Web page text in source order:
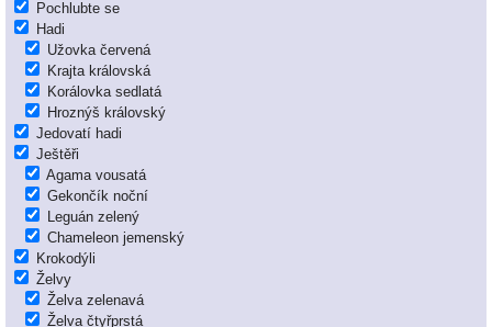
Pochlubte se
Hadi
Užovka červená
Krajta královská
Korálovka sedlatá
Hroznýš královský
Jedovatí hadi
Ještěři
Agama vousatá
Gekončík noční
Leguán zelený
Chameleon jemenský
Krokodýli
Želvy
Želva zelenavá
Želva čtyřprstá